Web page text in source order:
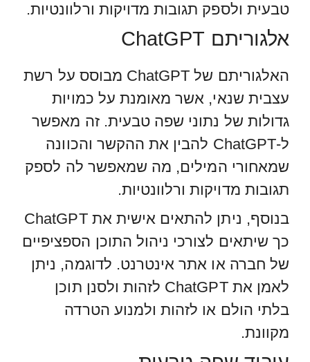
טבעית ולספק תגובות מדויקות ורלוונטיות.
אלגוריתם ChatGPT
האלגוריתם של ChatGPT מבוסס על רשת
עצבית שנאי, אשר מאומנת על כמויות
גדולות של נתוני שפה טבעית. זה מאפשר
ל-ChatGPT להבין את ההקשר והכוונה
שמאחורי המילים, מה שמאפשר לה לספק
תגובות מדויקות ורלוונטיות.
בנוסף, ניתן להתאים אישית את ChatGPT
כך שיתאים לצורכי ניהול התוכן הספציפיים
של חברה או אתר אינטרנט. לדוגמה, ניתן
לאמן את ChatGPT לזהות ולסנן תוכן
בלתי הולם או לזהות ולמנוע הטרדה
מקוונת.